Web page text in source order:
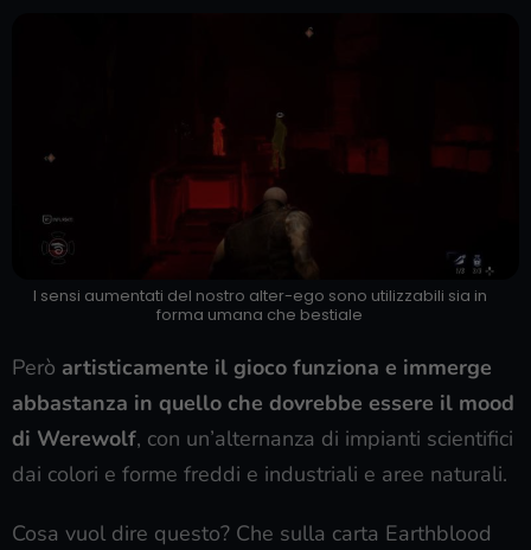
I sensi aumentati del nostro alter-ego sono utilizzabili sia in
forma umana che bestiale
Però artisticamente il gioco funziona e immerge
abbastanza in quello che dovrebbe essere il mood
di Werewolf, con un’alternanza di impianti scientifici
dai colori e forme freddi e industriali e aree naturali.
Cosa vuol dire questo? Che sulla carta Earthblood